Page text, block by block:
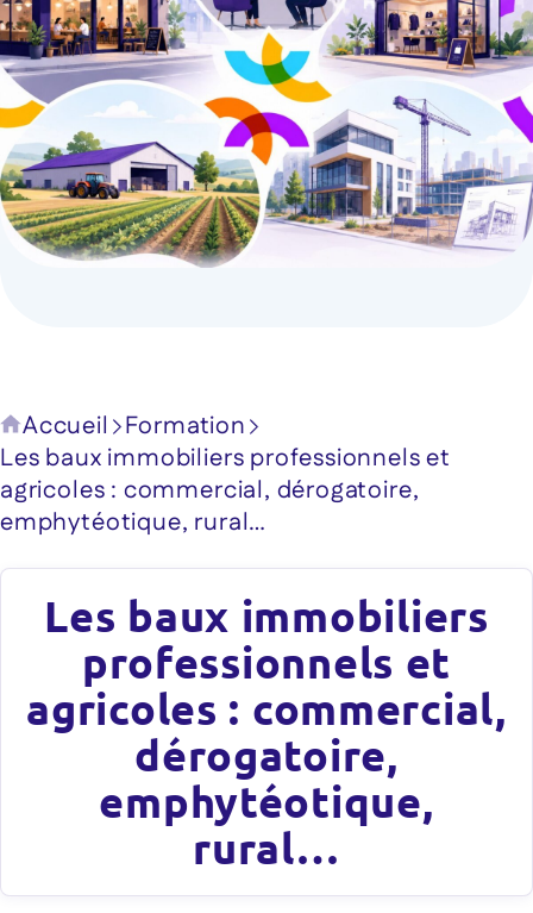
Accueil Formation
Les baux immobiliers professionnels et
agricoles : commercial, dérogatoire,
emphytéotique, rural…
Les baux immobiliers
professionnels et
agricoles : commercial,
dérogatoire,
emphytéotique,
rural…